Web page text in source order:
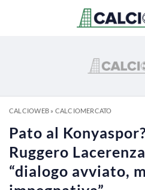
CALCIOWEB» CALCIOMERCATO
Pato al
Ruggero
“dialogo avviato,